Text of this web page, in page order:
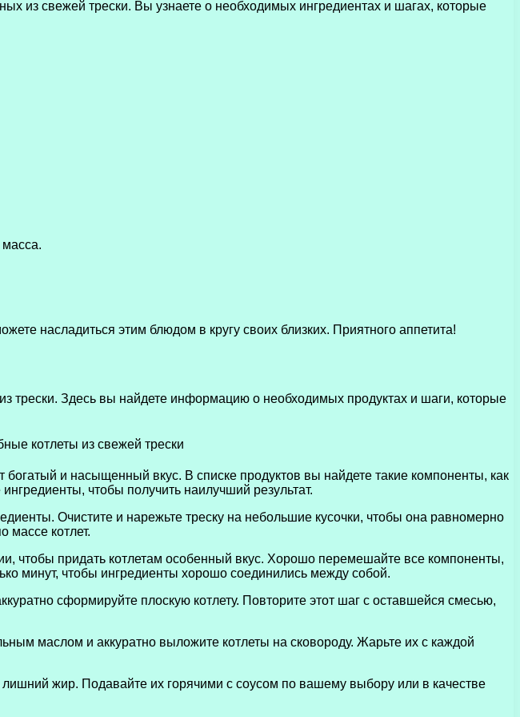
из свежей трески. Вы узнаете о необходимых ингредиентах и шагах, которые
насладиться этим блюдом в кругу своих близких. Приятного аппетита!
трески. Здесь вы найдете информацию о необходимых продуктах и шаги, которые
и насыщенный вкус. В списке продуктов вы найдете такие компоненты, как
чтобы получить наилучший результат.
Очистите и нарежьте треску на небольшие кусочки, чтобы она равномерно
массе котлет.
чтобы придать котлетам особенный вкус. Хорошо перемешайте все компоненты,
минут, чтобы ингредиенты хорошо соединились между собой.
сформируйте плоскую котлету. Повторите этот шаг с оставшейся смесью,
маслом и аккуратно выложите котлеты на сковороду. Жарьте их с каждой
жир. Подавайте их горячими с соусом по вашему выбору или в качестве